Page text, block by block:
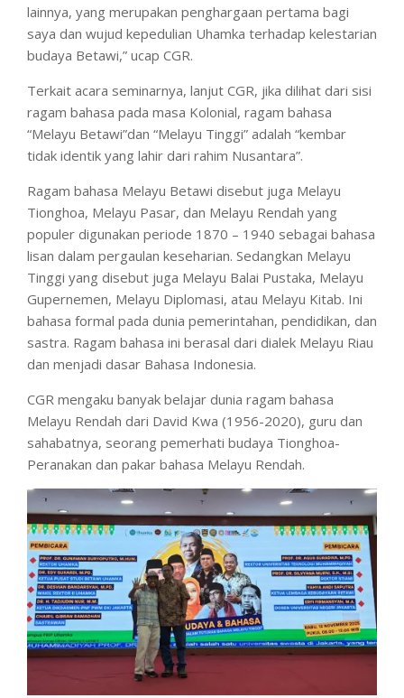
lainnya, yang merupakan penghargaan pertama bagi
saya dan wujud kepedulian Uhamka terhadap kelestarian
budaya Betawi,” ucap CGR.
Terkait acara seminarnya, lanjut CGR, jika dilihat dari sisi
ragam bahasa pada masa Kolonial, ragam bahasa
“Melayu Betawi”dan “Melayu Tinggi” adalah “kembar
tidak identik yang lahir dari rahim Nusantara”.
Ragam bahasa Melayu Betawi disebut juga Melayu
Tionghoa, Melayu Pasar, dan Melayu Rendah yang
populer digunakan periode 1870 – 1940 sebagai bahasa
lisan dalam pergaulan keseharian. Sedangkan Melayu
Tinggi yang disebut juga Melayu Balai Pustaka, Melayu
Gupernemen, Melayu Diplomasi, atau Melayu Kitab. Ini
bahasa formal pada dunia pemerintahan, pendidikan, dan
sastra. Ragam bahasa ini berasal dari dialek Melayu Riau
dan menjadi dasar Bahasa Indonesia.
CGR mengaku banyak belajar dunia ragam bahasa
Melayu Rendah dari David Kwa (1956-2020), guru dan
sahabatnya, seorang pemerhati budaya Tionghoa-
Peranakan dan pakar bahasa Melayu Rendah.